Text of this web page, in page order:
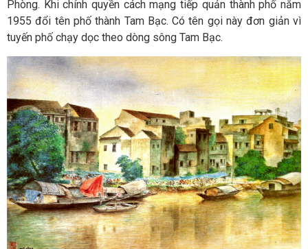
Phòng. Khi chính quyền cách mạng tiếp quản thành phố năm
1955 đổi tên phố thành Tam Bạc. Có tên gọi này đơn giản vì
tuyến phố chạy dọc theo dòng sông Tam Bạc.